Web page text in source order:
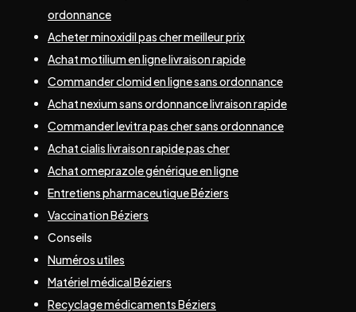
ordonnance
Acheter minoxidil pas cher meilleur prix
Achat motilium en ligne livraison rapide
Commander clomid en ligne sans ordonnance
Achat nexium sans ordonnance livraison rapide
Commander levitra pas cher sans ordonnance
Achat cialis livraison rapide pas cher
Achat omeprazole générique en ligne
Entretiens pharmaceutique Béziers
Vaccination Béziers
Conseils
Numéros utiles
Matériel médical Béziers
Recyclage médicaments Béziers